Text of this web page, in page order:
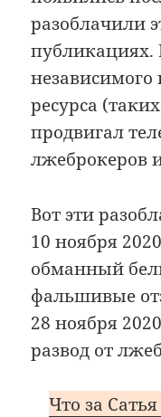
разоблачили
публикациях.
ресурса
продвигал
лжеброкеров
Вот эти
10 ноября
обманный
фальшивые
28 ноября
развод от
Что за